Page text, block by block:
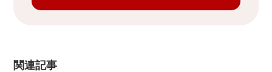
関連記事